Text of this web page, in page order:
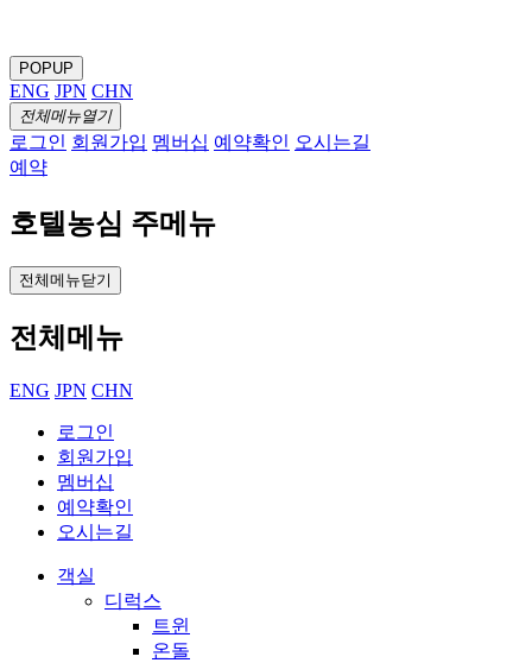
POPUP
ENG JPN CHN
전체메뉴열기
로그인 회원가입 멤버십 예약확인 오시는길
예약
호텔농심 주메뉴
전체메뉴닫기
전체메뉴
ENG JPN CHN
로그인
회원가입
멤버십
예약확인
오시는길
객실
디럭스
트윈
온돌